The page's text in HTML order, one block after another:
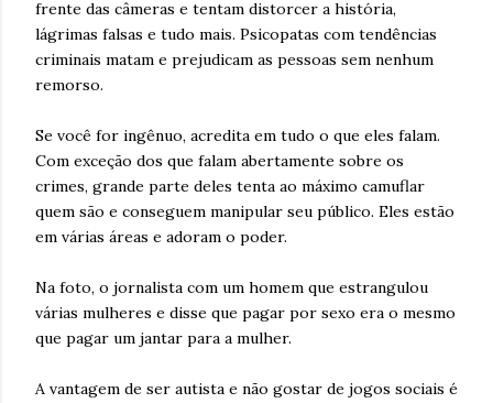
frente das câmeras e tentam distorcer a história,
lágrimas falsas e tudo mais. Psicopatas com tendências
criminais matam e prejudicam as pessoas sem nenhum
remorso.
Se você for ingênuo, acredita em tudo o que eles falam.
Com exceção dos que falam abertamente sobre os
crimes, grande parte deles tenta ao máximo camuflar
quem são e conseguem manipular seu público. Eles estão
em várias áreas e adoram o poder.
Na foto, o jornalista com um homem que estrangulou
várias mulheres e disse que pagar por sexo era o mesmo
que pagar um jantar para a mulher.
A vantagem de ser autista e não gostar de jogos sociais é